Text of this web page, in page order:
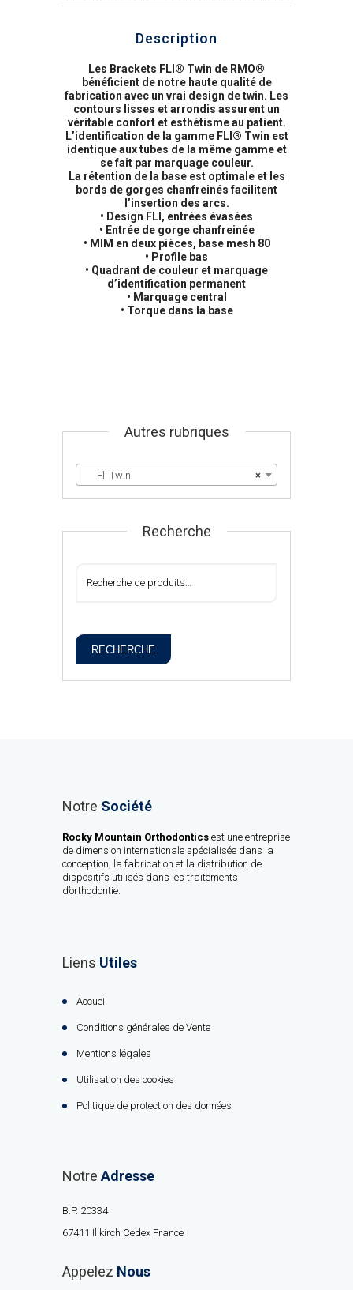
Description
Les Brackets FLI® Twin de RMO®
bénéficient de notre haute qualité de
fabrication avec un vrai design de twin. Les
contours lisses et arrondis assurent un
véritable confort et esthétisme au patient.
L’identification de la gamme FLI® Twin est
identique aux tubes de la même gamme et
se fait par marquage couleur.
La rétention de la base est optimale et les
bords de gorges chanfreinés facilitent
l’insertion des arcs.
• Design FLI, entrées évasées
• Entrée de gorge chanfreinée
• MIM en deux pièces, base mesh 80
• Profile bas
• Quadrant de couleur et marquage
d’identification permanent
• Marquage central
• Torque dans la base
Autres rubriques
×
Fli Twin
Recherche
RECHERCHE
Notre Société
Rocky Mountain Orthodontics est une entreprise
de dimension internationale spécialisée dans la
conception, la fabrication et la distribution de
dispositifs utilisés dans les traitements
d’orthodontie.
Liens Utiles
Accueil
Conditions générales de Vente
Mentions légales
Utilisation des cookies
Politique de protection des données
Notre Adresse
B.P. 20334
67411 Illkirch Cedex France
Appelez Nous